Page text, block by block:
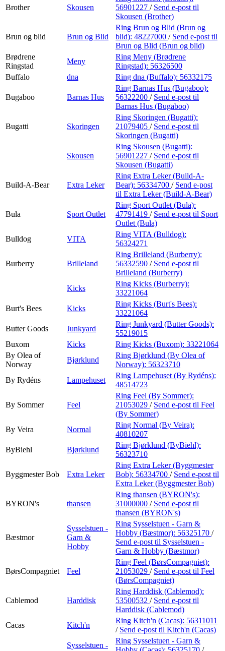
Brother Skousen
56901227 / Send e-post til
Skousen (Brother)
Brun og blid Brun og Blid
Ring Brun og Blid (Brun og
blid): 48227000 / Send e-post til
Brun og Blid (Brun og blid)
Brødrene
Ringstad
Meny
Ring Meny (Brødrene
Ringstad): 56326500
Buffalo
dna Ring dna (Buffalo): 56332175
Bugaboo Barnas Hus
Ring Barnas Hus (Bugaboo):
56322200 / Send e-post til
Barnas Hus (Bugaboo)
Bugatti Skoringen
Ring Skoringen (Bugatti):
21079405 / Send e-post til
Skoringen (Bugatti)
Skousen
Ring Skousen (Bugatti):
56901227 / Send e-post til
Skousen (Bugatti)
Build-A-Bear Extra Leker
Ring Extra Leker (Build-A-
Bear): 56334700 / Send e-post
til Extra Leker (Build-A-Bear)
Bula Sport Outlet
Ring Sport Outlet (Bula):
47791419 / Send e-post til Sport
Outlet (Bula)
Bulldog
VITA
Ring VITA (Bulldog):
56324271
Burberry Brilleland
Ring Brilleland (Burberry):
56332590 / Send e-post til
Brilleland (Burberry)
Kicks
Ring Kicks (Burberry):
33221064
Burt's Bees
Kicks
Ring Kicks (Burt's Bees):
33221064
Butter Goods
Junkyard
Ring Junkyard (Butter Goods):
55219015
Buxom
Kicks Ring Kicks (Buxom): 33221064
By Olea of
Norway
Bjørklund
Ring Bjørklund (By Olea of
Norway): 56323710
By Rydéns
Lampehuset
Ring Lampehuset (By Rydéns):
48514723
By Sommer Feel
Ring Feel (By Sommer):
21053029 / Send e-post til Feel
(By Sommer)
By Veira
Normal
Ring Normal (By Veira):
40810207
ByBiehl
Bjørklund
Ring Bjørklund (ByBiehl):
56323710
Byggmester Bob Extra Leker
Ring Extra Leker (Byggmester
Bob): 56334700 / Send e-post til
Extra Leker (Byggmester Bob)
BYRON's thansen
Ring thansen (BYRON's):
31000000 / Send e-post til
thansen (BYRON's)
Bæstmor
Sysselstuen -
Garn &
Hobby
Ring Sysselstuen - Garn &
Hobby (Bæstmor): 56325170 /
Send e-post til Sysselstuen -
Garn & Hobby (Bæstmor)
BørsCompagniet Feel
Ring Feel (BørsCompagniet):
21053029 / Send e-post til Feel
(BørsCompagniet)
Cablemod Harddisk
Ring Harddisk (Cablemod):
53500532 / Send e-post til
Harddisk (Cablemod)
Cacas
Kitch'n
Ring Kitch'n (Cacas): 56311011
/ Send e-post til Kitch'n (Cacas)
Sysselstuen -
Ring Sysselstuen - Garn &